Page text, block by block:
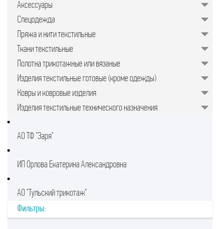
Аксессуары
Спецодежда
Пряжа и нити текстильные
Ткани текстильные
Полотна трикотажные или вязаные
Изделия текстильные готовые (кроме одежды)
Ковры и ковровые изделия
Изделия текстильные технического назначения
АО ТФ "Заря"
ИП Орлова Екатерина Александровна
АО "Тульский трикотаж"
Фильтры: